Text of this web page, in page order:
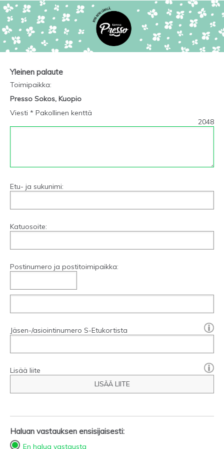
Yleinen palaute
Toimipaikka:
Presso Sokos, Kuopio
Viesti * Pakollinen kenttä
2048
Etu- ja sukunimi:
Katuosoite:
Postinumero ja postitoimipaikka:
Jäsen-/asiointinumero S-Etukortista
Lisää liite
LISÄÄ LIITE
Haluan vastauksen ensisijaisesti:
En halua vastausta